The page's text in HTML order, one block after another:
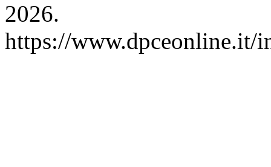
2026.
https://www.dpceonline.it/